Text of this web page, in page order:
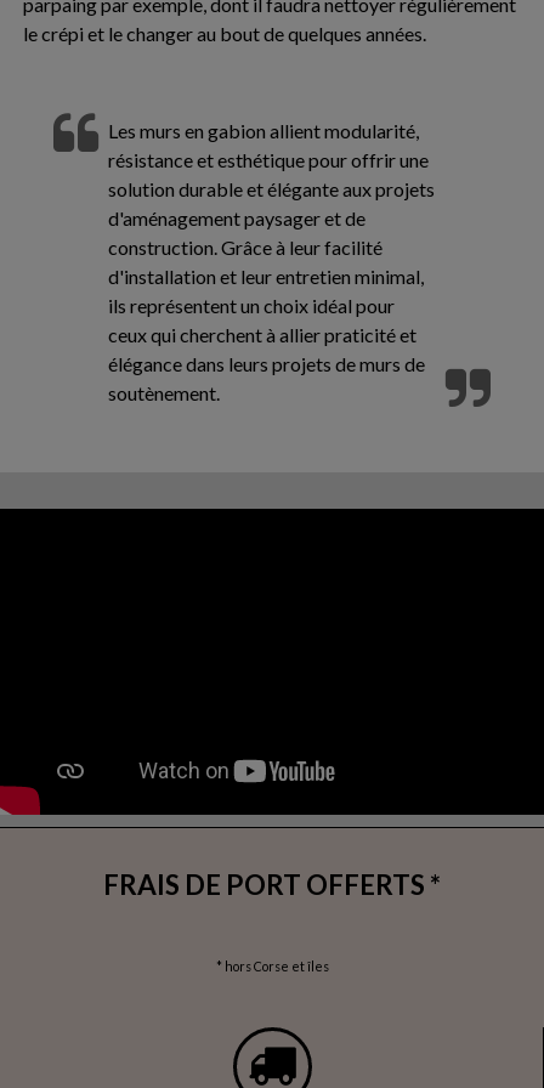
le crépi et le changer au bout de quelques années.
Les murs en gabion allient modularité,
résistance et esthétique pour offrir une
solution durable et élégante aux projets
d'aménagement paysager et de
construction. Grâce à leur facilité
d'installation et leur entretien minimal,
ils représentent un choix idéal pour
ceux qui cherchent à allier praticité et
élégance dans leurs projets de murs de
soutènement.
FRAIS DE PORT OFFERTS *
* hors Corse et îles